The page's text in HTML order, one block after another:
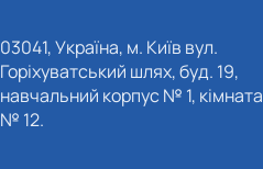
03041, Україна, м. Київ вул.
Горіхуватський шлях, буд. 19,
навчальний корпус № 1, кімната
№ 12.